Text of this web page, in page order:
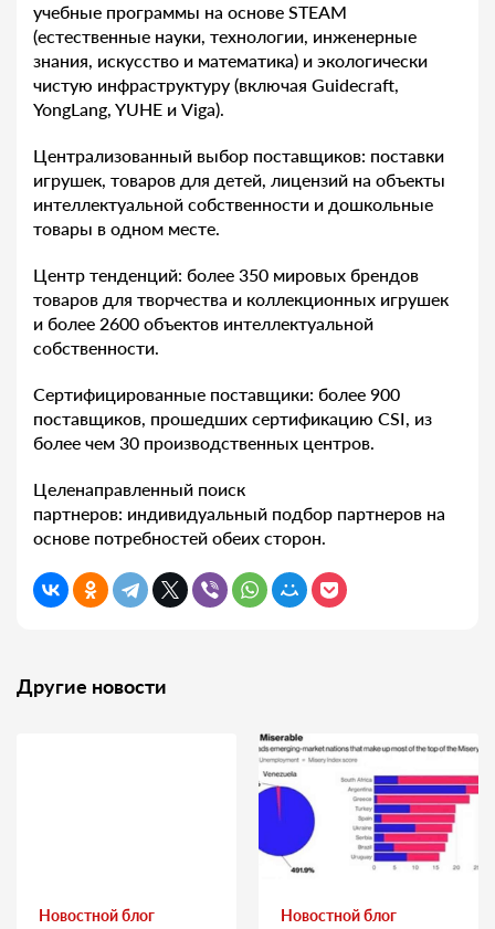
учебные программы на основе STEAM
(естественные науки, технологии, инженерные
знания, искусство и математика) и экологически
чистую инфраструктуру (включая Guidecraft,
YongLang, YUHE и Viga).
Централизованный выбор поставщиков: поставки
игрушек, товаров для детей, лицензий на объекты
интеллектуальной собственности и дошкольные
товары в одном месте.
Центр тенденций: более 350 мировых брендов
товаров для творчества и коллекционных игрушек
и более 2600 объектов интеллектуальной
собственности.
Сертифицированные поставщики: более 900
поставщиков, прошедших сертификацию CSI, из
более чем 30 производственных центров.
Целенаправленный поиск
партнеров: индивидуальный подбор партнеров на
основе потребностей обеих сторон.
Другие новости
Новостной блог Новостной блог